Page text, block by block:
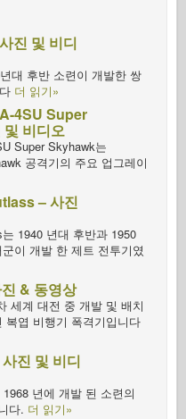
진 및 비디
대 후반 소련이 개발한 쌍
더 읽기»
4SU Super
비디오
Super Skyhawk는
공격기의 주요 업그레이
– 사진
1940 년대 후반과 1950
이 개발 한 제트 전투기였
& 동영상
세계 대전 중 개발 및 배치
복엽 비행기 폭격기입니다
진 및 비디
년에 개발 된 소련의
다. 더 읽기»